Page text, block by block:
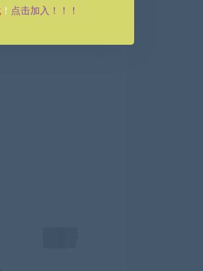
！ 点击加入！！！